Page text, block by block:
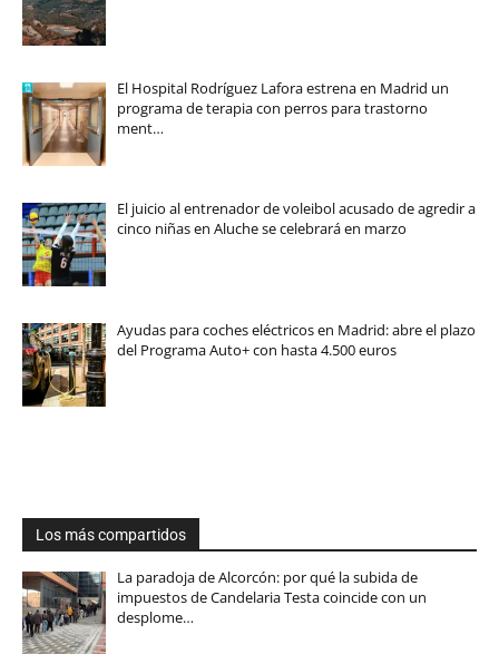
El Hospital Rodríguez Lafora estrena en Madrid un
programa de terapia con perros para trastorno
ment…
El juicio al entrenador de voleibol acusado de agredir a
cinco niñas en Aluche se celebrará en marzo
Ayudas para coches eléctricos en Madrid: abre el plazo
del Programa Auto+ con hasta 4.500 euros
Los más compartidos
La paradoja de Alcorcón: por qué la subida de
impuestos de Candelaria Testa coincide con un
desplome…